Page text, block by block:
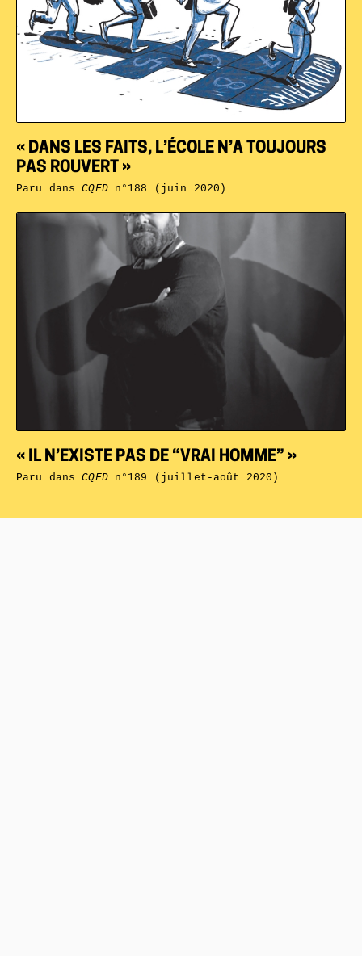
« IL N’EXISTE PAS DE “VRAI HOMME” »
Paru dansCQFDn°189 (juillet-août 2020)
« DANS LES FAITS, L’ÉCOLE N’A TOUJOURS
PAS ROUVERT »
Paru dansCQFDn°188 (juin 2020)